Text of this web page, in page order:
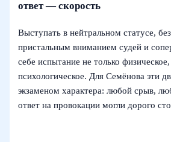
ответ — скорость
Выступать в нейтральном статусе,
пристальным вниманием судей и
себе испытание не только
психологическое. Для Семёнова эти
экзаменом характера: любой срыв,
ответ на провокации могли дорого